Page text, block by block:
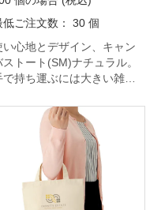
低ご注文数： 30 個
い心地とデザイン、キャン
ストート(SM)ナチュラル。
で持ち運ぶには大きい雑誌
トです。厚みもしっかりあ
、小さく折りたたんでバッ
に忍ばせれば、サブバッグ
しても使い勝手の良いサイ
です。本体色も11色展開で
好みの色を選べます。一度
えば手放せなくなること間